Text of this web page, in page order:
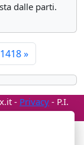
dalle parti.
»
- Privacy - P.I.